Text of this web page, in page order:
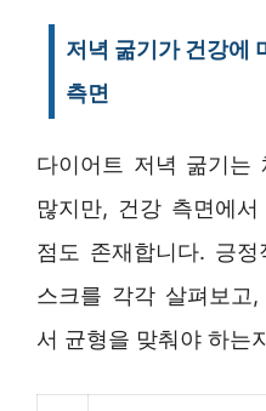
저녁 굶기가 건강에
측면
다이어트 저녁 굶기는
많지만, 건강 측면에
점도 존재합니다. 긍
스크를 각각 살펴보고
서 균형을 맞춰야 하는